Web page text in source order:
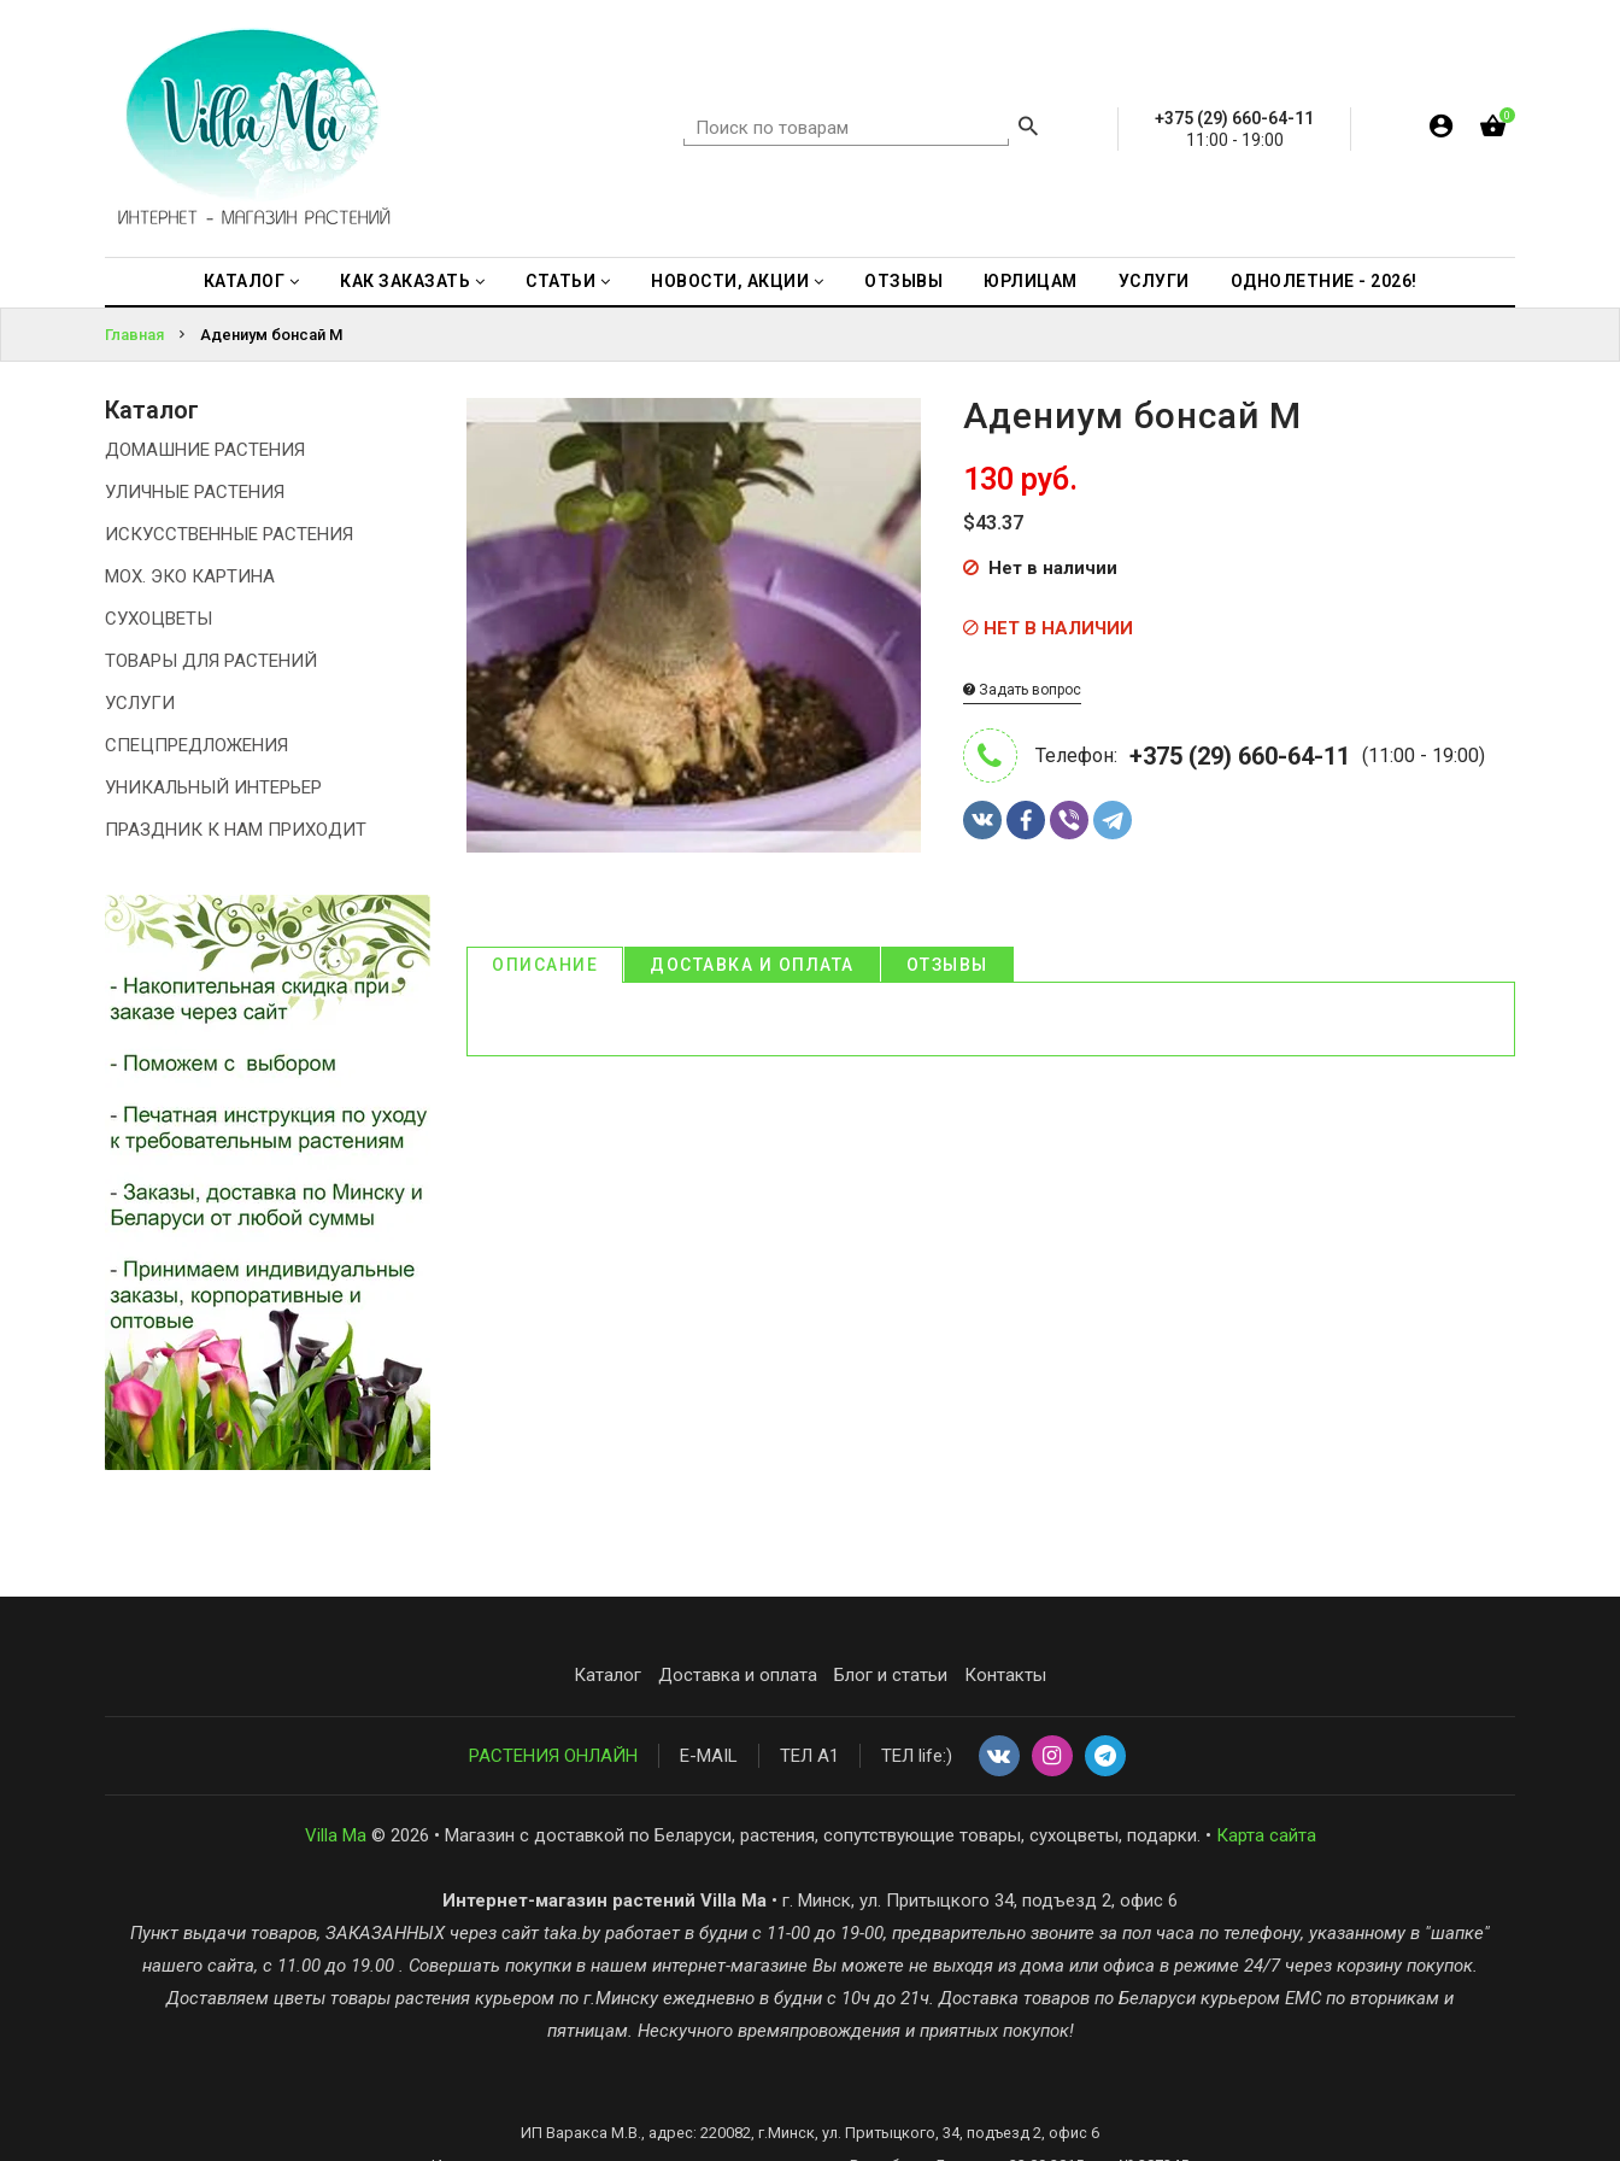
+375 (29) 660-64-11
11:00 - 19:00
0
КАТАЛОГ КАК ЗАКАЗАТЬ СТАТЬИ НОВОСТИ, АКЦИИ ОТЗЫВЫ ЮРЛИЦАМ УСЛУГИ ОДНОЛЕТНИЕ - 2026!
ЮРЛИЦАМ
ВОЙТИ
ПАРОЛЬ?
Главная Адениум бонсай М
Адениум бонсай М
130 руб.
$43.37
Нет в наличии
НЕТ В НАЛИЧИИ
Задать вопрос
Телефон: +375 (29) 660-64-11 (11:00 - 19:00)
ОПИСАНИЕ ДОСТАВКА И ОПЛАТА ОТЗЫВЫ
Каталог
ДОМАШНИЕ РАСТЕНИЯ
УЛИЧНЫЕ РАСТЕНИЯ
ИСКУССТВЕННЫЕ РАСТЕНИЯ
МОХ. ЭКО КАРТИНА
СУХОЦВЕТЫ
ТОВАРЫ ДЛЯ РАСТЕНИЙ
УСЛУГИ
СПЕЦПРЕДЛОЖЕНИЯ
УНИКАЛЬНЫЙ ИНТЕРЬЕР
ПРАЗДНИК К НАМ ПРИХОДИТ
Каталог Доставка и оплата Блог и статьи Контакты
РАСТЕНИЯ ОНЛАЙН E-MAIL ТЕЛ А1 ТЕЛ life:)
Villa Ma© 2026 • Магазин с доставкой по Беларуси, растения, сопутствующие товары, сухоцветы, подарки. • Карта сайта
Интернет-магазин растений Villa Ma • г. Минск, ул. Притыцкого 34, подъезд 2, офис 6
Пункт выдачи товаров, ЗАКАЗАННЫХ через сайт taka.by работает в будни с 11-00 до 19-00, предварительно звоните за пол часа по телефону, указанному в "шапке"
нашего сайта, с 11.00 до 19.00 . Совершать покупки в нашем интернет-магазине Вы можете не выходя из дома или офиса в режиме 24/7 через корзину покупок.
Доставляем цветы товары растения курьером по г.Минску ежедневно в будни с 10ч до 21ч. Доставка товаров по Беларуси курьером ЕМС по вторникам и
пятницам. Нескучного времяпровождения и приятных покупок!
ИП Варакса М.В., адрес: 220082, г.Минск, ул. Притыцкого, 34, подъезд 2, офис 6